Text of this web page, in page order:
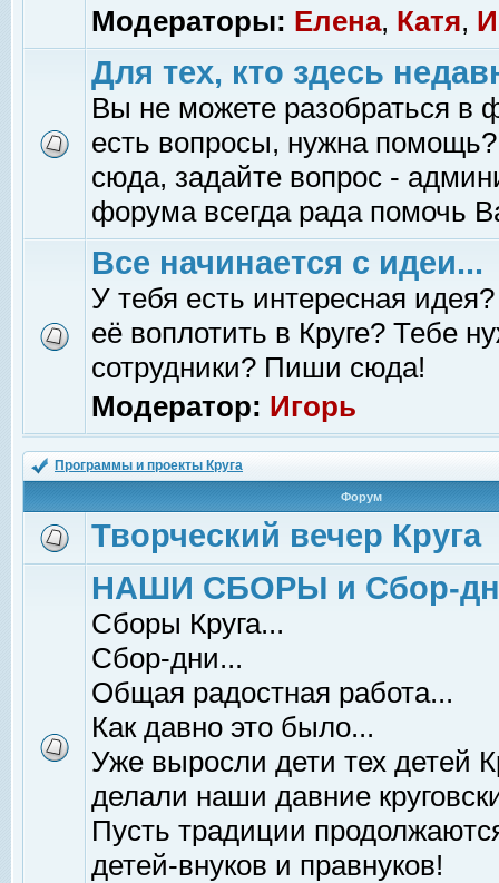
Модераторы: Елена, Катя,
Для тех, кто здесь
Вы не можете разобраться в
есть вопросы, нужна помощь?
сюда, задайте вопрос -
форума всегда рада помочь
Все начинается с идеи...
У тебя есть интересная
её воплотить в Круге? Тебе
сотрудники? Пиши сюда!
Модератор: Игорь
Программы и проекты Круга
Форум
Творческий вечер Круга
НАШИ СБОРЫ и Сбор-
Сборы Круга...
Сбор-дни...
Общая радостная работа...
Как давно это было...
Уже выросли дети тех детей
делали наши давние
Пусть традиции
детей-внуков и правнуков!